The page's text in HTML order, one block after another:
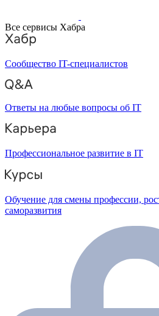
Все сервисы Хабра
Сообщество IT-специалистов
Ответы на любые вопросы об IT
Профессиональное развитие в IT
Обучение для смены профессии,
саморазвития